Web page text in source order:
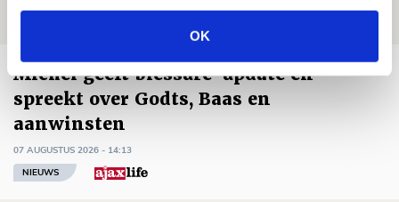
OK
Míchel geeft blessure-update en
spreekt over Godts, Baas en
aanwinsten
07 AUGUSTUS 2026 - 14:13
NIEUWS